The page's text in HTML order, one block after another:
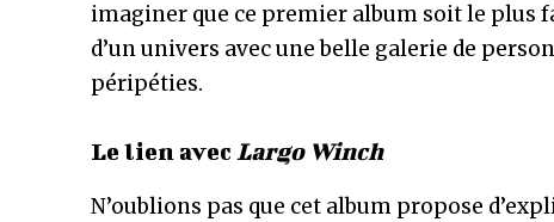
imaginer que ce premier album soit le plus
d’un univers avec une belle galerie de
péripéties.
Le lien avec Largo Winch
N’oublions pas que cet album propose